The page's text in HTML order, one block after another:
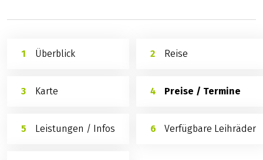
Überblick Reise
Karte Preise / Termine
Leistungen / Infos Verfügbare Leihräder